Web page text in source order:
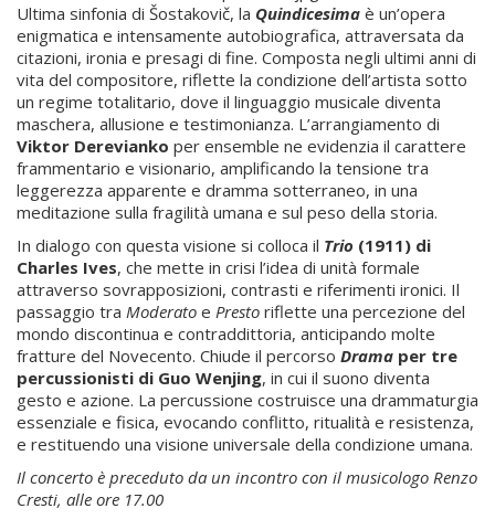
Ultima sinfonia di Šostakovič, la Quindicesima è un’opera
enigmatica e intensamente autobiografica, attraversata da
citazioni, ironia e presagi di fine. Composta negli ultimi anni di
vita del compositore, riflette la condizione dell’artista sotto
un regime totalitario, dove il linguaggio musicale diventa
maschera, allusione e testimonianza. L’arrangiamento di
Viktor Derevianko per ensemble ne evidenzia il carattere
frammentario e visionario, amplificando la tensione tra
leggerezza apparente e dramma sotterraneo, in una
meditazione sulla fragilità umana e sul peso della storia.
In dialogo con questa visione si colloca il Trio (1911) di
Charles Ives, che mette in crisi l’idea di unità formale
attraverso sovrapposizioni, contrasti e riferimenti ironici. Il
passaggio tra Moderato e Presto riflette una percezione del
mondo discontinua e contraddittoria, anticipando molte
fratture del Novecento. Chiude il percorso Drama per tre
percussionisti di Guo Wenjing, in cui il suono diventa
gesto e azione. La percussione costruisce una drammaturgia
essenziale e fisica, evocando conflitto, ritualità e resistenza,
e restituendo una visione universale della condizione umana.
Il concerto è preceduto da un incontro con il musicologo Renzo
Cresti, alle ore 17.00